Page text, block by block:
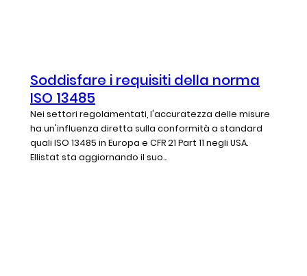
Soddisfare i requisiti della norma
ISO 13485
Nei settori regolamentati, l'accuratezza delle misure
ha un'influenza diretta sulla conformità a standard
quali ISO 13485 in Europa e CFR 21 Part 11 negli USA.
Ellistat sta aggiornando il suo...